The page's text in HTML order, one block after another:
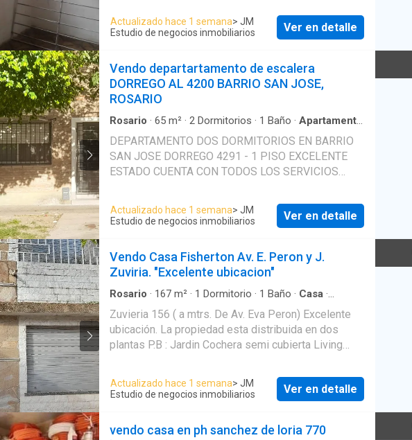
Comedor *Cocina integrada *Baño con ducha
*Patio.pequeño Servicios: Agua, Luz, (hay gas
natural en la zona)la casa no tiene instalado el gas
Documentación en regla con escritura.
Actualizado hace 1 semana> JM
Estudio de negocios inmobiliarios
Ver en detalle
Vendo departartamento de escalera
DORREGO AL 4200 BARRIO SAN JOSE,
ROSARIO
Rosario · 65 m² · 2 Dormitorios · 1 Baño · Apartamento
Internet·Wifi
DEPARTAMENTO DOS DORMITORIOS EN BARRIO
SAN JOSE DORREGO 4291 - 1 PISO EXCELENTE
ESTADO CUENTA CON TODOS LOS SERVICIOS
URIBURU Y CERCANIA A VARIAS ARTERIAS
IMPORTANTES. SERVICIOS DE TRANSPORTES
ORIENTACION OESTE VISTA EXTERNA
Actualizado hace 1 semana> JM
Estudio de negocios inmobiliarios
Ver en detalle
Vendo Casa Fisherton Av. E. Peron y J.
Zuviria. "Excelente ubicacion"
Rosario · 167 m² · 1 Dormitorio · 1 Baño · Casa ·
Zuvieria 156 ( a mtrs. De Av. Eva Peron) Excelente
ubicación. La propiedad esta distribuida en dos
plantas P.B : Jardin Cochera semi cubierta Living
guardado Patio con techo aluminio Parrillero 2
espacio de guardado. P.A: 2 habitaciones Balcón 2
baño Patio Terraza amplio Lavadero Escalera que
Agua.luz. gas natural.cloacas ( sin conectar)
Actualizado hace 1 semana> JM
Estudio de negocios inmobiliarios
Ver en detalle
vendo casa en ph sanchez de loria 770